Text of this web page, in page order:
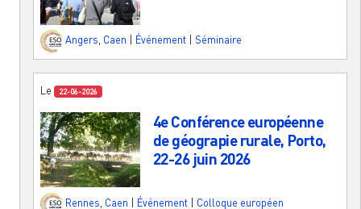
Angers, Caen Événement Séminaire
Le 22-06-2026
4e Conférence européenne
de géograpie rurale, Porto,
22-26 juin 2026
Rennes Caen Événement Colloque européen